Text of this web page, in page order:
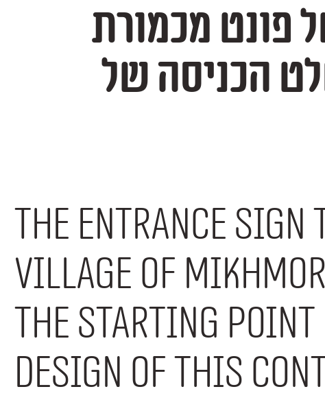
אחיו השובב של פונט מכמורת
שנולד מתוך שלט הכניסה של
The entrance sign
village of
the starting
design of this